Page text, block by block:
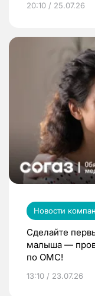
20:10 / 25.07.26
Новости
Сделайте
малыша —
по ОМС!
13:10 / 23.07.26